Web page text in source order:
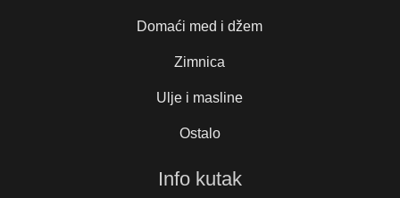
Domaći med i džem
Zimnica
Ulje i masline
Ostalo
Info kutak